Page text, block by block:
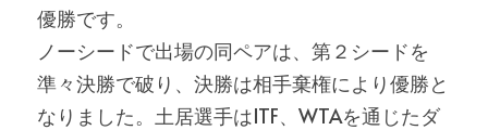
優勝です。
ノーシードで出場の同ペアは、第２シードを
準々決勝で破り、決勝は相手棄権により優勝と
なりました。土居選手はITF、WTAを通じたダ